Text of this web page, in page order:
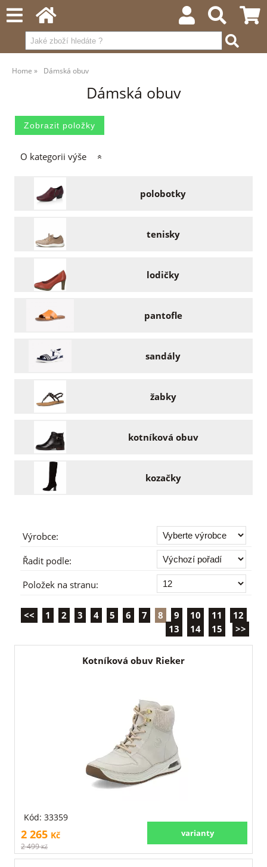
Home Dámská obuv
Dámská obuv
O kategorii výše
polobotky
tenisky
lodičky
pantofle
sandály
žabky
kotníková obuv
kozačky
Výrobce:
Řadit podle:
Položek na stranu:
<< 1 2 3 4 5 6 7 8 9 10 11
12
13
14 15 >>
Kotníková obuv Rieker
Kód: 33359
varianty
2 265 Kč
2 499Kč